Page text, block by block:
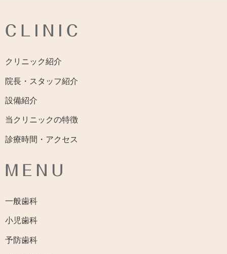
CLINIC
クリニック紹介
院長・スタッフ紹介
設備紹介
当クリニックの特徴
診療時間・アクセス
MENU
一般歯科
小児歯科
予防歯科